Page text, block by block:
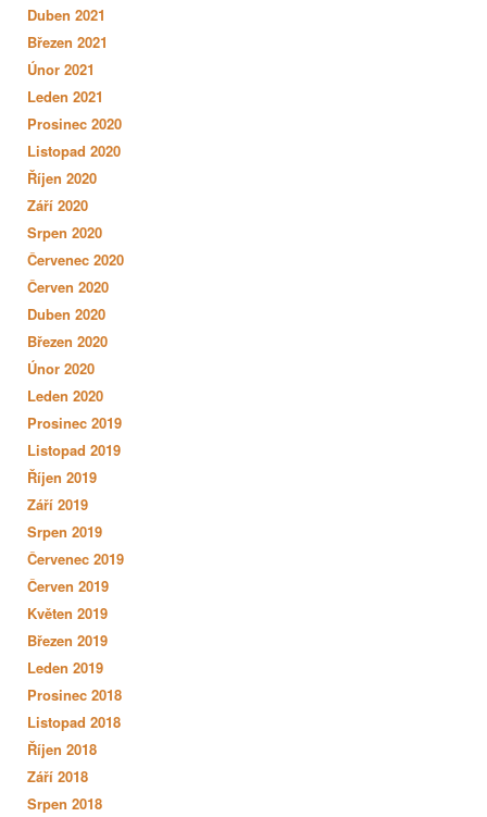
Duben 2021
Březen 2021
Únor 2021
Leden 2021
Prosinec 2020
Listopad 2020
Říjen 2020
Září 2020
Srpen 2020
Červenec 2020
Červen 2020
Duben 2020
Březen 2020
Únor 2020
Leden 2020
Prosinec 2019
Listopad 2019
Říjen 2019
Září 2019
Srpen 2019
Červenec 2019
Červen 2019
Květen 2019
Březen 2019
Leden 2019
Prosinec 2018
Listopad 2018
Říjen 2018
Září 2018
Srpen 2018